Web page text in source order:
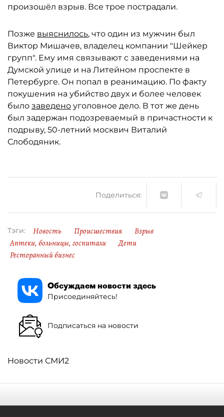
произошёл взрыв. Все трое пострадали.
Позже выяснилось, что один из мужчин был
Виктор Мишачев, владелец компании "Шейкер
групп". Ему имя связывают с заведениями на
Думской улице и на Литейном проспекте в
Петербурге. Он попал в реанимацию. По факту
покушения на убийство двух и более человек
было заведено уголовное дело. В тот же день
был задержан подозреваемый в причастности к
подрыву, 50-летний москвич Виталий
Слободяник.
Поделиться:
Тэги: Новость Происшествия
Взрыв
Аптеки, больницы, госпитали
Дети
Ресторанный бизнес
Обсуждаем новости здесь
Присоединяйтесь!
Подписаться на новости
Новости СМИ2